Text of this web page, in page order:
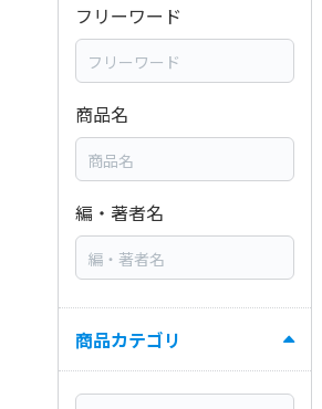
フリーワード
商品名
編・著者名
商品カテゴリ